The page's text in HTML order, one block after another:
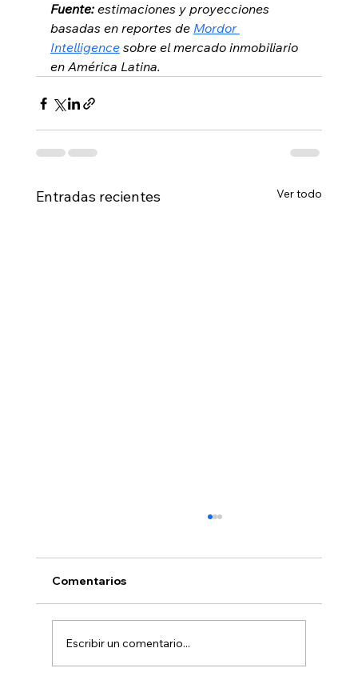
Fuente: estimaciones y proyecciones
basadas en reportes de Mordor
Intelligence sobre el mercado inmobiliario
en América Latina.
Entradas recientes Ver todo
Comentarios
Escribir un comentario...